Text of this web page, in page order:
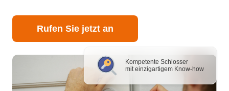
Kompetente Schlosser
mit einzigartigem Know-how
Rufen Sie jetzt an